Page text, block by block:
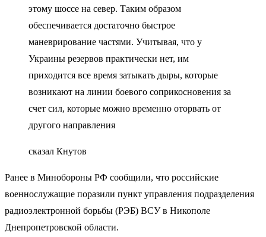
этому шоссе на север. Таким образом
обеспечивается достаточно быстрое
маневрирование частями. Учитывая, что у
Украины резервов практически нет, им
приходится все время затыкать дыры, которые
возникают на линии боевого соприкосновения за
счет сил, которые можно временно оторвать от
другого направления
сказал Кнутов
Ранее в Минобороны РФ сообщили, что российские
военнослужащие поразили пункт управления подразделения
радиоэлектронной борьбы (РЭБ) ВСУ в Никополе
Днепропетровской области.